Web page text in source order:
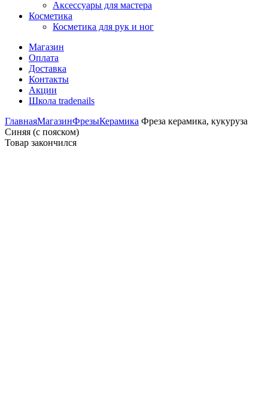
Аксессуары для мастера
Косметика
Косметика для рук и ног
Магазин
Оплата
Доставка
Контакты
Акции
Школа tradenails
ГлавнаяМагазинФрезыКерамика Фреза керамика, кукуруза
Синяя (с пояском)
Товар закончился